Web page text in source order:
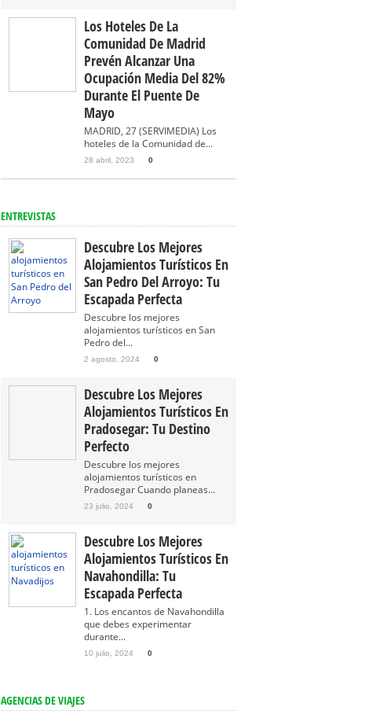
Los Hoteles De La
Comunidad De Madrid
Prevén Alcanzar Una
Ocupación Media Del 82%
Durante El Puente De
Mayo
MADRID, 27 (SERVIMEDIA) Los
hoteles de la Comunidad de...
28 abril, 2023 0
ENTREVISTAS
Descubre Los Mejores
Alojamientos Turísticos En
San Pedro Del Arroyo: Tu
Escapada Perfecta
Descubre los mejores
alojamientos turísticos en San
Pedro del...
2 agosto, 2024 0
Descubre Los Mejores
Alojamientos Turísticos En
Pradosegar: Tu Destino
Perfecto
Descubre los mejores
alojamientos turísticos en
Pradosegar Cuando planeas...
23 julio, 2024 0
Descubre Los Mejores
Alojamientos Turísticos En
Navahondilla: Tu
Escapada Perfecta
1. Los encantos de Navahondilla
que debes experimentar
durante...
10 julio, 2024 0
AGENCIAS DE VIAJES